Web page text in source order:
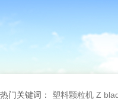
热门关键词： 塑料颗粒机 Z